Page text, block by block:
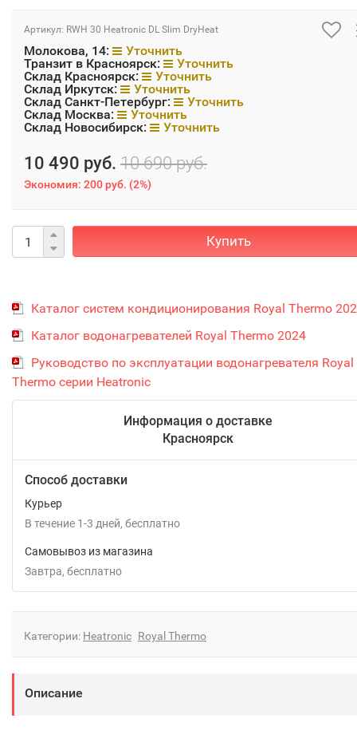
Артикул: RWH 30 Heatronic DL Slim DryHeat
Молокова, 14:
Уточнить
Транзит в Красноярск:
Уточнить
Склад Красноярск:
Уточнить
Склад Иркутск:
Уточнить
Склад Санкт-Петербург:
Уточнить
Склад Москва:
Уточнить
Склад Новосибирск:
Уточнить
10 490 руб. 10 690 руб.
Экономия: 200 руб. (2%)
Купить
Каталог систем кондиционирования Royal Thermo
Каталог водонагревателей Royal Thermo 2024
Руководство по эксплуатации водонагревателя Royal
Thermo серии Heatronic
Информация о доставке
Красноярск
Способ доставки
Курьер
В течение 1-3 дней Бесплатно
Самовывоз из магазина
Завтра
Бесплатно
Категории: Heatronic Royal Thermo
Описание